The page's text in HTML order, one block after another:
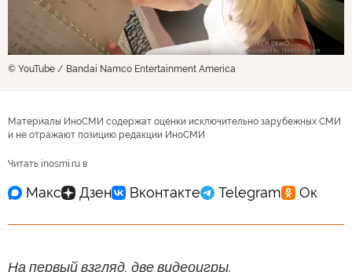
© YouTube / Bandai Namco Entertainment America
Материалы ИноСМИ содержат оценки исключительно зарубежных СМИ
и не отражают позицию редакции ИноСМИ
Читать inosmi.ru в
На первый взгляд, две видеоигры,